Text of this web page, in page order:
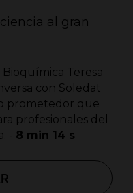
al gran
Teresa
con Soledat
prometedor que
profesionales del
- 8 min 14 s